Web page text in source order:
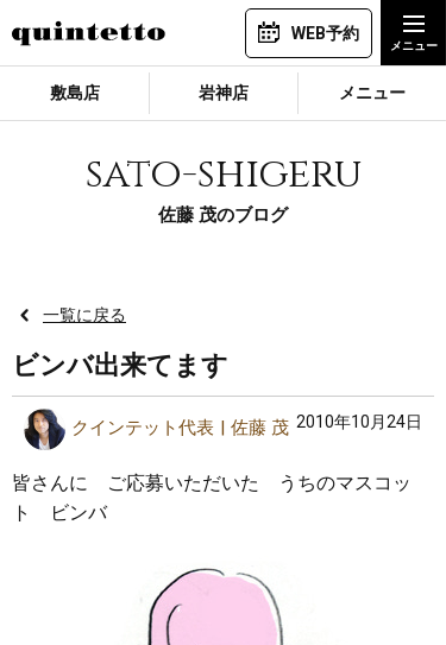
WEB予約
敷島店 岩神店 メニュー
sato-shigeru
佐藤 茂のブログ
一覧に戻る
ビンバ出来てます
クインテット代表 佐藤 茂 2010年10月24日
皆さんに ご応募いただいた うちのマスコッ
ト ビンバ